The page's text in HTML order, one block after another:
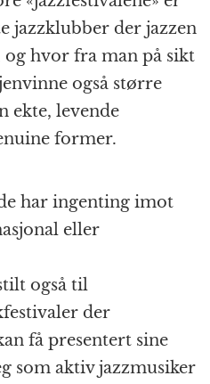
jazzklubber der jazzen
hvor fra man på sikt
også større
ekte, levende
former.
har ingenting imot
eller
også til
der
få presentert sine
som aktiv jazzmusiker